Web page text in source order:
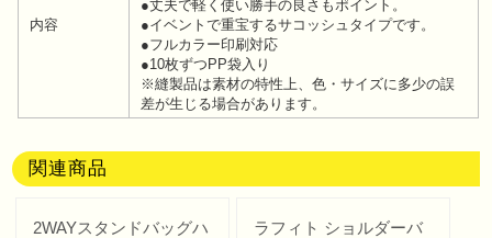
内容
●丈夫で軽く使い勝手の良さもポイント。
●イベントで重宝するサコッシュタイプです。
●フルカラー印刷対応
●10枚ずつPP袋入り
※縫製品は素材の特性上、色・サイズに多少の誤
差が生じる場合があります。
関連商品
2WAYスタンドバッグハ
ラフィト ショルダーバ